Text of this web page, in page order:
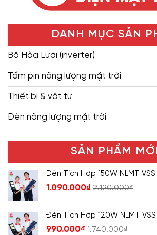
DANH MỤC SẢN
Bộ Hòa Lưới (inverter)
Tấm pin năng lượng mặt trời
Thiết bị & vật tư
Đèn năng lượng mặt trời
SẢN PHẨM MỚI
Đèn Tích Hợp 150W NLMT VSS
1.090.000₫ 2.120.000₫
Đèn Tích Hợp 120W NLMT VSS
990.000₫ 1.740.000₫